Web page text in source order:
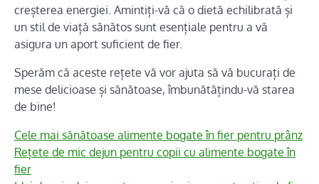
creșterea energiei. Amintiți-vă că o dietă echilibrată și
un stil de viață sănătos sunt esențiale pentru a vă
asigura un aport suficient de fier.
Sperăm că aceste rețete vă vor ajuta să vă bucurați de
mese delicioase și sănătoase, îmbunătățindu-vă starea
de bine!
Cele mai sănătoase alimente bogate în fier pentru prânz
Rețete de mic dejun pentru copii cu alimente bogate în
fier